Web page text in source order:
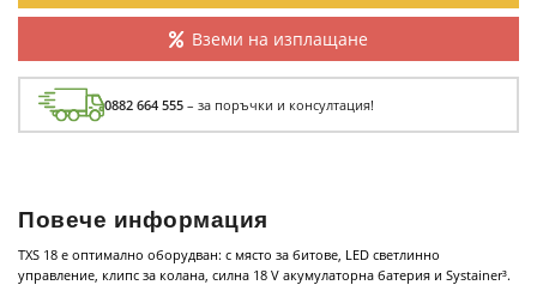
Вземи на изплащане
0882 664 555 – за поръчки и консултация!
Повече информация
TXS 18 е оптимално оборудван: с място за битове, LED светлинно
управление, клипс за колана, силна 18 V акумулаторна батерия и Systainer³.